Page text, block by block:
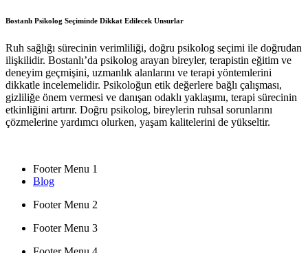
Bostanlı Psikolog Seçiminde Dikkat Edilecek Unsurlar
Ruh sağlığı sürecinin verimliliği, doğru psikolog seçimi ile doğrudan
ilişkilidir. Bostanlı’da psikolog arayan bireyler, terapistin eğitim ve
deneyim geçmişini, uzmanlık alanlarını ve terapi yöntemlerini
dikkatle incelemelidir. Psikoloğun etik değerlere bağlı çalışması,
gizliliğe önem vermesi ve danışan odaklı yaklaşımı, terapi sürecinin
etkinliğini artırır. Doğru psikolog, bireylerin ruhsal sorunlarını
çözmelerine yardımcı olurken, yaşam kalitelerini de yükseltir.
Footer Menu 1
Blog
Footer Menu 2
Footer Menu 3